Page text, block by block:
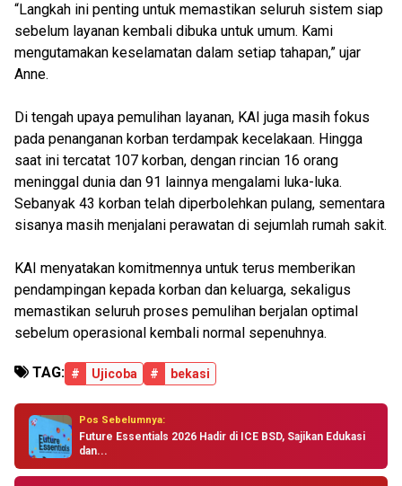
“Langkah ini penting untuk memastikan seluruh sistem siap
sebelum layanan kembali dibuka untuk umum. Kami
mengutamakan keselamatan dalam setiap tahapan,” ujar
Anne.
Di tengah upaya pemulihan layanan, KAI juga masih fokus
pada penanganan korban terdampak kecelakaan. Hingga
saat ini tercatat 107 korban, dengan rincian 16 orang
meninggal dunia dan 91 lainnya mengalami luka-luka.
Sebanyak 43 korban telah diperbolehkan pulang, sementara
sisanya masih menjalani perawatan di sejumlah rumah sakit.
KAI menyatakan komitmennya untuk terus memberikan
pendampingan kepada korban dan keluarga, sekaligus
memastikan seluruh proses pemulihan berjalan optimal
sebelum operasional kembali normal sepenuhnya.
TAG: # Ujicoba # bekasi
Pos Sebelumnya:
Future Essentials 2026 Hadir di ICE BSD, Sajikan Edukasi
dan...